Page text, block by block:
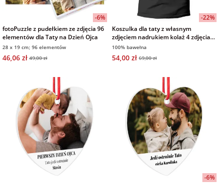
personalizowane
Torby
personalizowane
Fotografie
Naklejki i
naprasowanki
imienne
na 40 urodziny
na 50 urodziny
na wesele
na rocznicę
ślubu
na rozpoczęcie
szkoły
na zakończenie
dla nauczyciela
dla miłośników
kotów
dla miłośników
psów
dla brata
dla siostry
-6%
fotoPuzzle z pudełkiem ze zdjęcia 96
elementów dla Taty na Dzień Ojca
28 x 19 cm; 96 elementów
46,06 zł 49,00 zł
-22%
Koszulka dla taty z własnym
zdjęciem nadrukiem kolaż 4 zdjęcia
czarna męska na Dzień Ojca
100% bawełna
54,00 zł 69,00 zł
-6%